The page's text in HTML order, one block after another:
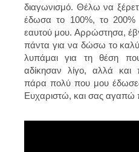
διαγωνισμό. Θέλω να
έδωσα το 100%, το 200%
εαυτού μου. Αρρώστησα,
πάντα για να δώσω το
λυπάμαι για τη θέση
αδίκησαν λίγο, αλλά και
πάρα πολύ που μου
Ευχαριστώ, και σας αγαπώ